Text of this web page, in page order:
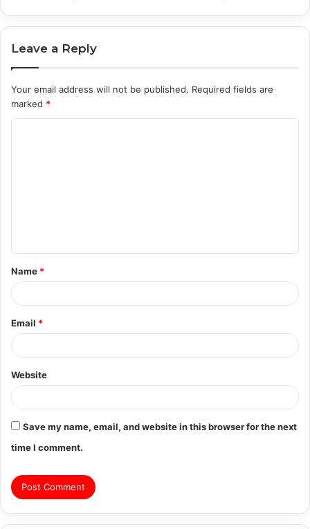
Leave a Reply
Your email address will not be published. Required fields are
marked *
t
*
Name *
Email *
Website
Save my name, email, and website in this browser for the next
time I comment.